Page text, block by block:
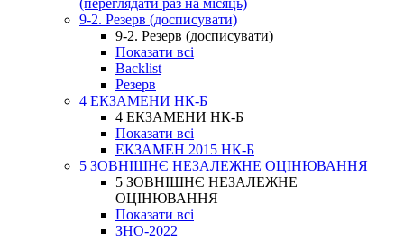
(переглядати раз на місяць)
9-2. Резерв (досписувати)
9-2. Резерв (досписувати)
Показати всі
Backlist
Резерв
4 ЕКЗАМЕНИ НК-Б
4 ЕКЗАМЕНИ НК-Б
Показати всі
ЕКЗАМЕН 2015 НК-Б
5 ЗОВНІШНЄ НЕЗАЛЕЖНЕ ОЦІНЮВАННЯ
5 ЗОВНІШНЄ НЕЗАЛЕЖНЕ
ОЦІНЮВАННЯ
Показати всі
ЗНО-2022